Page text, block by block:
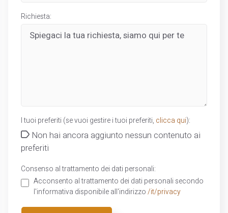
Richiesta:
I tuoi preferiti (se vuoi gestire i tuoi preferiti, clicca qui):
Non hai ancora aggiunto nessun contenuto ai
preferiti
Consenso al trattamento dei dati personali:
Acconsento al trattamento dei dati personali secondo
l'informativa disponibile all'indirizzo /it/privacy